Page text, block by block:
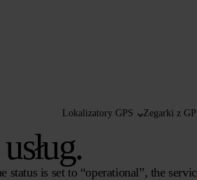
Lokalizatory GPS Zegarki z
status is set to “operational”, the